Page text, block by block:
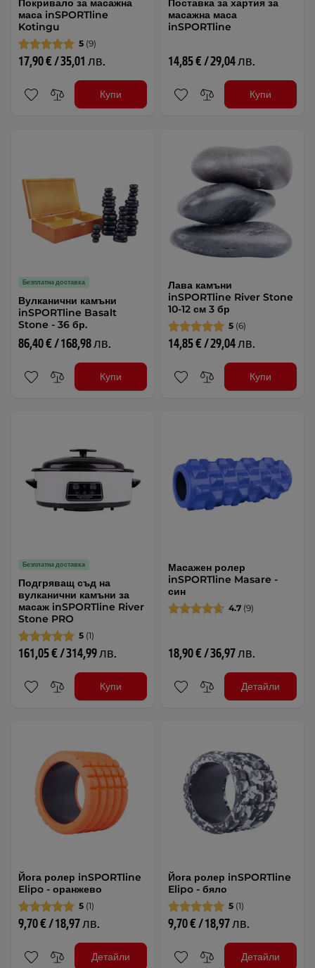
Покривало за масажна
маса inSPORTline
Kotingu
5 (9)
17,90 € / 35,01 лв.
Купи
Поставка за хартия за
масажна маса
inSPORTline
14,85 € / 29,04 лв.
Купи
Безплатна доставка
Вулканични камъни
inSPORTline Basalt
Stone - 36 бр.
86,40 € / 168,98 лв.
Купи
Лава камъни
inSPORTline River Stone
10-12 см 3 бр
5 (6)
14,85 € / 29,04 лв.
Купи
Безплатна доставка
Подгряващ съд на
вулканични камъни за
масаж inSPORTline River
Stone PRO
5 (1)
161,05 € / 314,99 лв.
Купи
Масажен ролер
inSPORTline Masare -
син
4.7 (9)
18,90 € / 36,97 лв.
Детайли
Йога ролер inSPORTline
Elipo - оранжево
5 (1)
9,70 € / 18,97 лв.
Детайли
Йога ролер inSPORTline
Elipo - бяло
5 (1)
9,70 € / 18,97 лв.
Детайли